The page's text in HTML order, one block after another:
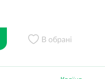
В обрані